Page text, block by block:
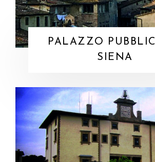
PALAZZO
SIENA